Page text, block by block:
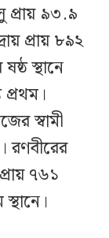
প্রায় ৯৩.৯
প্রায় ৮৯২
স্থানে
স্বামী
রণবীরের
৭৬১